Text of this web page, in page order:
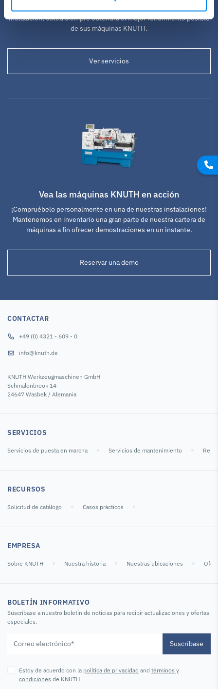
cuando. Con nuestros planes integrales de servicio, capacitación e
instalación, usted siempre obtendrá el mejor rendimiento posible
de sus máquinas KNUTH.
Ver servicios
Vea las máquinas KNUTH en acción
¡Compruébelo personalmente en una de nuestras instalaciones!
Mantenemos en inventario una gran parte de nuestra cartera de
máquinas a fin ofrecer demostraciones en un instante.
Reservar una demo
CONTACTAR
+49 (0) 4321 - 609 - 0
info@knuth.de
KNUTH Werkzeugmaschinen GmbH
Schmalenbrook 14
24647 Wasbek / Alemania
SERVICIOS
Servicios de puesta en marcha Servicios de mantenimiento
RECURSOS
Solicitud de catálogo Casos prácticos
EMPRESA
Sobre KNUTH Nuestra historia Nuestras ubicaciones
BOLETÍN INFORMATIVO
Suscríbase a nuestro boletín de noticias para recibir actualizaciones y ofertas
especiales.
Suscríbase
Estoy de acuerdo con la política de privacidad and términos y
condiciones de KNUTH